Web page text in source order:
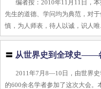
编者按：2010年11月11日，
先生的道德、学问均为典范，对
慎，为人师表，待人以诚，识人唯
〓 从世界史到全球史——
2011年7月8—10日，由世界
的600余名学者参加了这次大会